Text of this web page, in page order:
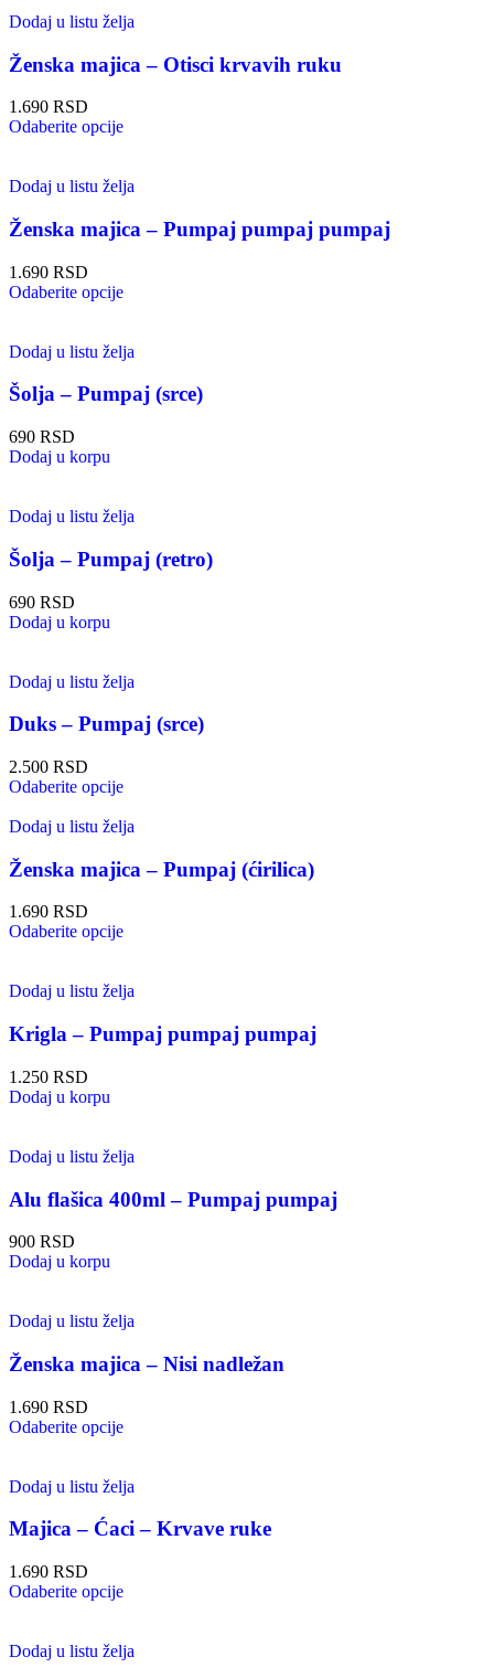
Dodaj u listu želja
Ženska majica – Otisci krvavih ruku
1.690 RSD
Odaberite opcije
Dodaj u listu želja
Ženska majica – Pumpaj pumpaj pumpaj
1.690 RSD
Odaberite opcije
Dodaj u listu želja
Šolja – Pumpaj (srce)
690 RSD
Dodaj u korpu
Dodaj u listu želja
Šolja – Pumpaj (retro)
690 RSD
Dodaj u korpu
Dodaj u listu želja
Duks – Pumpaj (srce)
2.500 RSD
Odaberite opcije
Dodaj u listu želja
Ženska majica – Pumpaj (ćirilica)
1.690 RSD
Odaberite opcije
Dodaj u listu želja
Krigla – Pumpaj pumpaj pumpaj
1.250 RSD
Dodaj u korpu
Dodaj u listu želja
Alu flašica 400ml – Pumpaj pumpaj
900 RSD
Dodaj u korpu
Dodaj u listu želja
Ženska majica – Nisi nadležan
1.690 RSD
Odaberite opcije
Dodaj u listu želja
Majica – Ćaci – Krvave ruke
1.690 RSD
Odaberite opcije
Dodaj u listu želja